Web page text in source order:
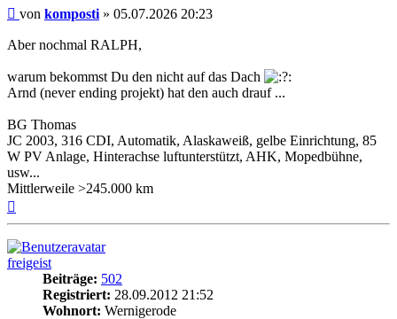
Beitrag
von komposti » 05.07.2026 20:23
Aber nochmal RALPH,
warum bekommst Du den nicht auf das Dach
Arnd (never ending projekt) hat den auch drauf ...
BG Thomas
JC 2003, 316 CDI, Automatik, Alaskaweiß, gelbe Einrichtung, 85
W PV Anlage, Hinterachse luftunterstützt, AHK, Mopedbühne,
usw...
Mittlerweile >245.000 km
freigeist
Beiträge: 502
Registriert: 28.09.2012 21:52
Wohnort: Wernigerode